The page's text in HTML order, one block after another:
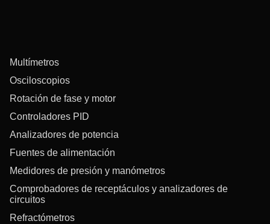
Multímetros
Osciloscopios
Rotación de fase y motor
Controladores PID
Analizadores de potencia
Fuentes de alimentación
Medidores de presión y manómetros
Comprobadores de receptáculos y analizadores de
circuitos
Refractómetros